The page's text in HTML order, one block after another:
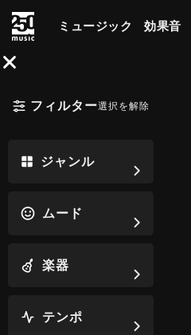
ミュージック 効果音
フィルター選択を解除
ジャンル
ムード
楽器
テンポ